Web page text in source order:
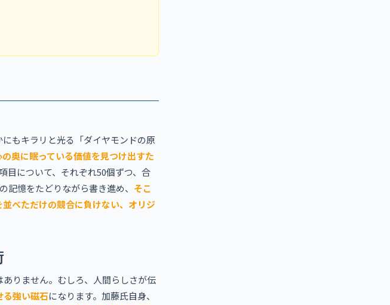
もキラリと光る「ダイヤモンドの原
の奥に眠っている価値を見つけ出すた
目について、それぞれ50個ずつ、合
憶をたどりながら書き進め、 そこ
べただけの競合に負けない、オリジ
りません。むしろ、人間らしさが伝
る強い磁石になります。加藤氏自身、